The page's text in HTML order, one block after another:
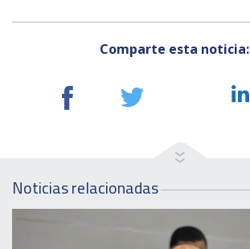
Comparte esta noticia:
Noticias relacionadas